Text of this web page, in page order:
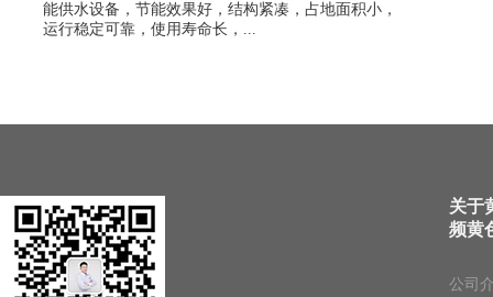
能供水设备，节能效果好，结构紧凑，占地面积小，
运行稳定可靠，使用寿命长，...
关于
频黄
公司